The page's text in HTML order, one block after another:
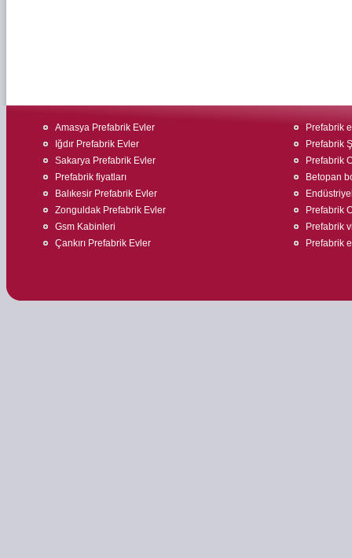
Amasya Prefabrik Evler
Iğdır Prefabrik Evler
Sakarya Prefabrik Evler
Prefabrik fiyatları
Balıkesir Prefabrik Evler
Zonguldak Prefabrik Evler
Gsm Kabinleri
Çankırı Prefabrik Evler
Prefabrik
Prefabrik
Prefabrik
Betopan
Prefabrik
Prefabrik
Prefabrik